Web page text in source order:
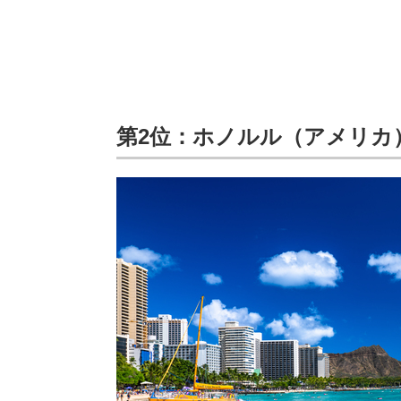
第2位：ホノルル（アメリカ